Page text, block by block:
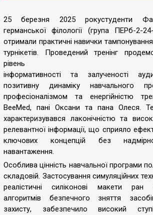
25 березня 2025 рокустуденти
германської філології (група ПЕРб-2-
отримали практичні навички
турнікетів. Проведений тренінг
рівень
інформативності та залученості
позитивну динаміку навчального
професіоналізмом та енергійністю
BeeMed, пані Оксани та пана Олеся.
характеризувався лаконічністю та
релевантної інформації, що сприяло
ключових концепцій без
навантаження.
Особлива цінність навчальної програми
складовій. Застосування симуляційних
реалістичні силіконові макети
алгоритмів безпечного зняття
захисту, забезпечило високий